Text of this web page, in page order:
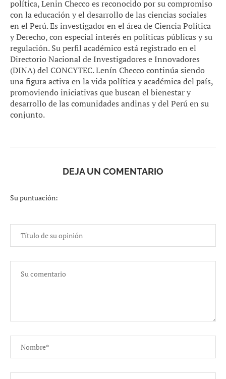
política, Lenin Checco es reconocido por su compromiso
con la educación y el desarrollo de las ciencias sociales
en el Perú. Es investigador en el área de Ciencia Política
y Derecho, con especial interés en políticas públicas y su
regulación. Su perfil académico está registrado en el
Directorio Nacional de Investigadores e Innovadores
(DINA) del CONCYTEC. Lenín Checco continúa siendo
una figura activa en la vida política y académica del país,
promoviendo iniciativas que buscan el bienestar y
desarrollo de las comunidades andinas y del Perú en su
conjunto.
DEJA UN COMENTARIO
Su puntuación: